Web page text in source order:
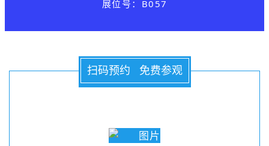
展位号：B057
扫码预约 免费参观